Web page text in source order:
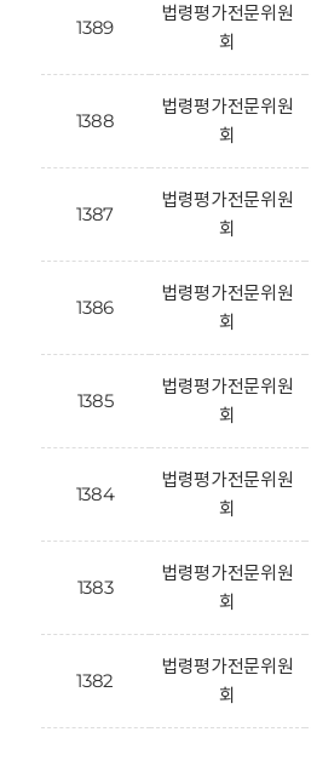
1389
법령평가전문위원
회
1388
법령평가전문위원
회
1387
법령평가전문위원
회
1386
법령평가전문위원
회
1385
법령평가전문위원
회
1384
법령평가전문위원
회
1383
법령평가전문위원
회
1382
법령평가전문위원
회